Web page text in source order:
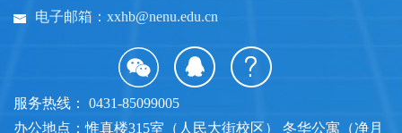
电子邮箱：xxhb@nenu.edu.cn
服务热线： 0431-85099005
办公地点：惟真楼315室（人民大街校区） 冬华公寓（净月